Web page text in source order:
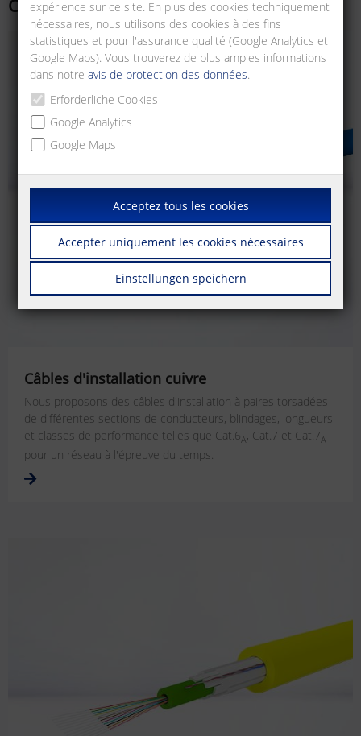
Câbles d'installation
Câbles d'installation cuivre
Nous proposons des câbles d'installation à paires torsadées
de différentes sections de conducteurs, blindages, longueurs
et classes de performance telles que Cat.6A, Cat.7 et Cat.7A
pour un réseau à l'épreuve du temps.
expérience sur ce site. En plus des cookies techniquement
nécessaires, nous utilisons des cookies à des fins
statistiques et pour l'assurance qualité (Google Analytics et
Google Maps). Vous trouverez de plus amples informations
dans notreavis de protection des données.
Erforderliche Cookies
Google Analytics
Google Maps
Acceptez tous les cookies
Accepter uniquement les cookies nécessaires
Einstellungen speichern